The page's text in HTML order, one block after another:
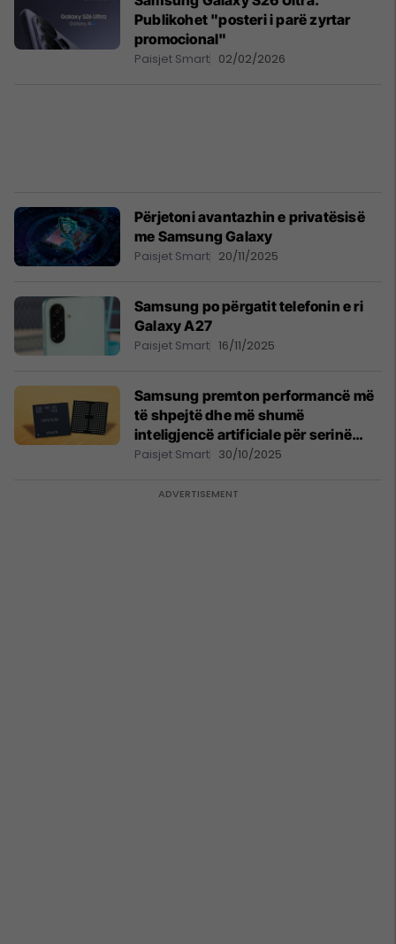
Publikohet "posteri i parë zyrtar
promocional"
Paisjet Smart 02/02/2026
Përjetoni avantazhin e privatësisë
me Samsung Galaxy
Paisjet Smart 20/11/2025
Samsung po përgatit telefonin e ri
Galaxy A27
Paisjet Smart 16/11/2025
Samsung premton performancë më
të shpejtë dhe më shumë
inteligjencë artificiale për serinë
Galaxy S26
Paisjet Smart 30/10/2025